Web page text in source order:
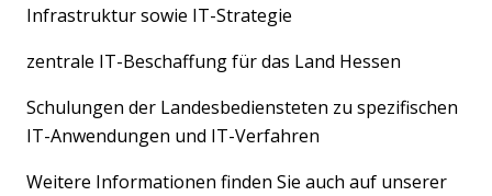
Infrastruktur sowie IT-Strategie
zentrale IT-Beschaffung für das Land Hessen
Schulungen der Landesbediensteten zu spezifischen
IT-Anwendungen und IT-Verfahren
Weitere Informationen finden Sie auch auf unserer